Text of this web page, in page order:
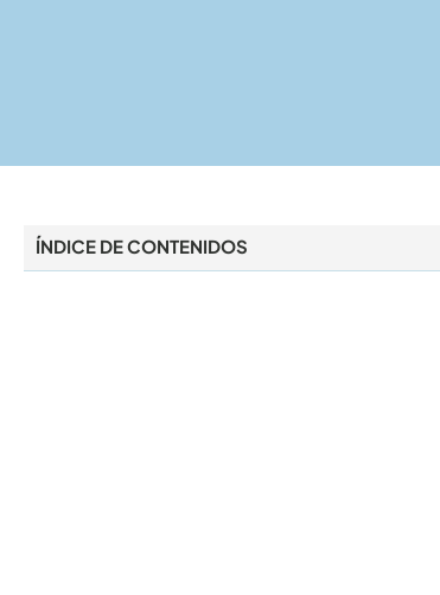
ÍNDICE DE CONTENIDOS